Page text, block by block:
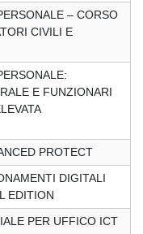
– CORSO
CIVILI E
E FUNZIONARI
PROTECT
DIGITALI
EDITION
PER UFFICO ICT